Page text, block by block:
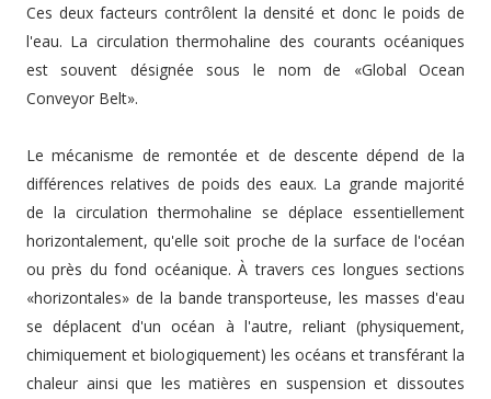
Ces deux facteurs contrôlent la densité et donc le poids de
l'eau. La circulation thermohaline des courants océaniques
est souvent désignée sous le nom de «Global Ocean
Conveyor Belt».
Le mécanisme de remontée et de descente dépend de la
différences relatives de poids des eaux. La grande majorité
de la circulation thermohaline se déplace essentiellement
horizontalement, qu'elle soit proche de la surface de l'océan
ou près du fond océanique. À travers ces longues sections
«horizontales» de la bande transporteuse, les masses d'eau
se déplacent d'un océan à l'autre, reliant (physiquement,
chimiquement et biologiquement) les océans et transférant la
chaleur ainsi que les matières en suspension et dissoutes